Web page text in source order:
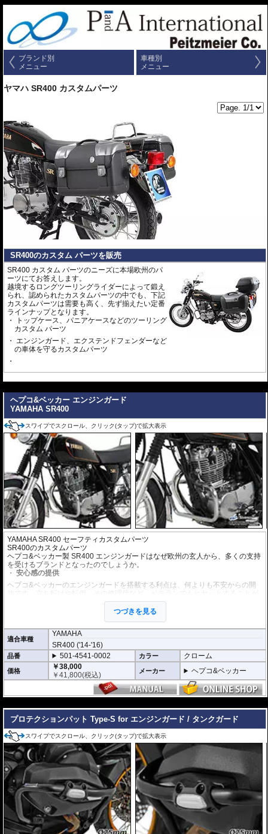
ブランド別
メニュー
車種別
メニュー
ヤマハ SR400 カスタムパーツ
SR400のカスタム パーツを販売
SR400 カスタム パーツのニーズに本場欧州のパ
ーツにてお答えします。
越境するロングツーリングライダーによって鍛え
られ、認められたカスタムパーツの中でも、下記
カスタムパーツは需要も高く、先ず揃えたい定番
ラインナップとなります。
トップケース、パニアケースなどのツーリング
カスタム パーツ
エンジンガード、エクステンドフェンダーなど
の車体を守るカスタムパーツ
ヘプコ&ベッカー エンジンガード
YAMAHA SR400
スワイプでスクロール、クリック(タップ)で拡大表示
YAMAHA SR400 セーフティカスタムパーツ
SR400のカスタムパーツ
ヘプコ&ベッカー製 SR400 エンジンガードはなぜ欧州の玄人から、多くの支持
を受けるブランドとなったのでしょうか。
安心感の提供
ヘプコ&ベッカーのエンジンガードを搭載する利点は、何よりも不安からの開
放です。立ち転けや転倒、その修理代など、ベテランでもヒヤッとすることが
ヘプコ&ベッカーではツーリングを心から楽しむことを目指し、製品を開発、
高い安全性
万が一の有事から車体を守ります。直接のダメージを防ぐだけでなく、衝撃を
多点に分散し、全体的にダメージを少なくする効果が期待できます。
地面と車体の間への足の挟み込みなども防ぐことも大事な機能です。
品質の差別化
ヘプコ&ベッカーのエンジンガードにはパイプ内部に性質の異なる特殊強化パ
肉厚スチールの加工が施されている車両接合ポイントはトライ&エラーより導
きだされた耐衝撃性に優れた構造です。
また多点支持や、パイプのつなぎ方も差し込みタイプとすることで、充分な強
度を確保。
これらのこだわりを元に、各所にツーリングライフの向上に貢献できるよう工
夫が施されています。
つづきを見る
適合車種
YAMAHA
SR400 ('14-'16)
品番 501-4541-0002 カラー クローム
価格
￥38,000
￥41,800(税込) メーカー ヘプコ&ベッカー
プロテクションパット Type-S for エンジンガード / タンクガード
スワイプでスクロール、クリック(タップ)で拡大表示